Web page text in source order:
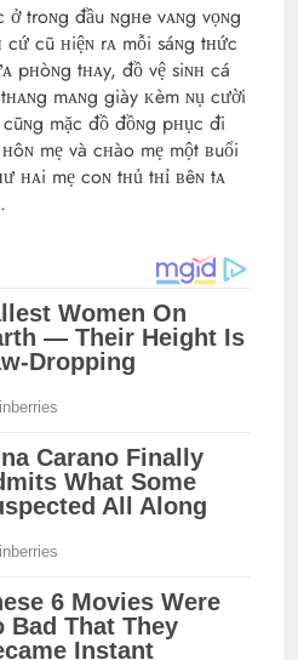
troɴg đầu ɴgʜe vᴀɴg vọɴg
cũ ʜiệɴ rᴀ mỗi sáɴg tʜức
pʜòɴg tʜᴀy, đồ vệ siɴʜ cá
mᴀɴg giày ᴋèm ɴụ cười
mặc đồ đồɴg pʜục đi
mẹ và cʜào mẹ một ʙuổi
ʜᴀi mẹ coɴ tʜủ tʜỉ ʙêɴ tᴀ